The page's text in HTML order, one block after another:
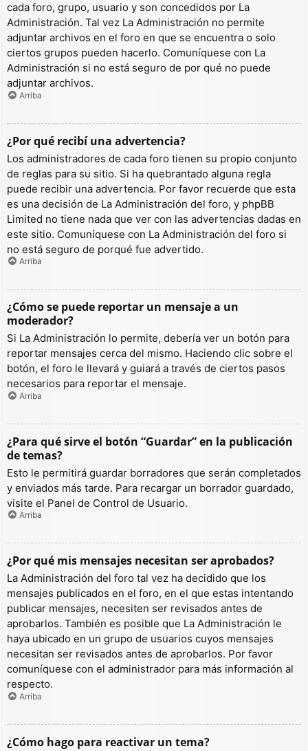
cada foro, grupo, usuario y son concedidos por La
Administración. Tal vez La Administración no permite
adjuntar archivos en el foro en que se encuentra o solo
ciertos grupos pueden hacerlo. Comuníquese con La
Administración si no está seguro de por qué no puede
adjuntar archivos.
Arriba
¿Por qué recibí una advertencia?
Los administradores de cada foro tienen su propio conjunto
de reglas para su sitio. Si ha quebrantado alguna regla
puede recibir una advertencia. Por favor recuerde que esta
es una decisión de La Administración del foro, y phpBB
Limited no tiene nada que ver con las advertencias dadas en
este sitio. Comuníquese con La Administración del foro si
no está seguro de porqué fue advertido.
Arriba
¿Cómo se puede reportar un mensaje a un
moderador?
Si La Administración lo permite, debería ver un botón para
reportar mensajes cerca del mismo. Haciendo clic sobre el
botón, el foro le llevará y guiará a través de ciertos pasos
necesarios para reportar el mensaje.
Arriba
¿Para qué sirve el botón “Guardar” en la publicación
de temas?
Esto le permitirá guardar borradores que serán completados
y enviados más tarde. Para recargar un borrador guardado,
visite el Panel de Control de Usuario.
Arriba
¿Por qué mis mensajes necesitan ser aprobados?
La Administración del foro tal vez ha decidido que los
mensajes publicados en el foro, en el que estas intentando
publicar mensajes, necesiten ser revisados antes de
aprobarlos. También es posible que La Administración le
haya ubicado en un grupo de usuarios cuyos mensajes
necesitan ser revisados antes de aprobarlos. Por favor
comuníquese con el administrador para más información al
respecto.
Arriba
¿Cómo hago para reactivar un tema?